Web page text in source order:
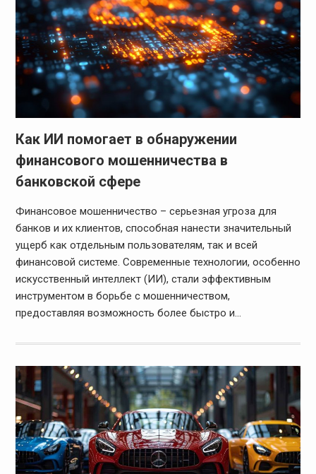
Как ИИ помогает в обнаружении
финансового мошенничества в
банковской сфере
Финансовое мошенничество – серьезная угроза для
банков и их клиентов, способная нанести значительный
ущерб как отдельным пользователям, так и всей
финансовой системе. Современные технологии, особенно
искусственный интеллект (ИИ), стали эффективным
инструментом в борьбе с мошенничеством,
предоставляя возможность более быстро и…